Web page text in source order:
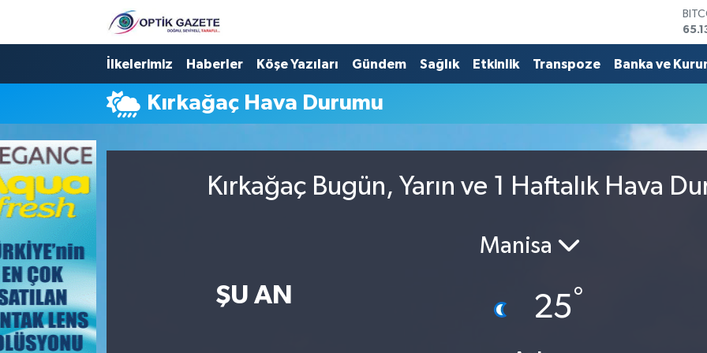
İlkelerimiz Haberler Köşe Yazıları Gündem Sağlık Etkinlik Transpoze Banka ve
Kırkağaç Hava Durumu
Kırkağaç Bugün, Yarın ve 1 Haftalık Hava
ŞU AN
Manisa
25°
Nöbetçi Eczaneler
Hava Durumu
İstanbul Namaz Vakitleri
Trafik Durumu
Süper Lig Puan Durumu ve Fikstür
Tüm Manşetler
Son Dakika Haberleri
Haber Arşivi